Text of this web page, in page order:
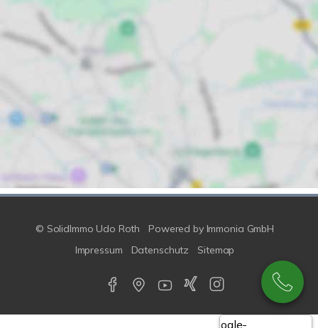
© SolidImmo Udo Roth Powered by Immonia GmbH
Impressum
Datenschutz Sitemap
Google-